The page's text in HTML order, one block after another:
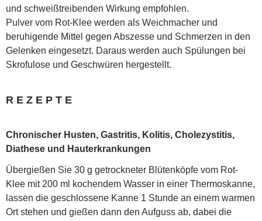
und schweißtreibenden Wirkung empfohlen.
Pulver vom Rot-Klee werden als Weichmacher und
beruhigende Mittel gegen Abszesse und Schmerzen in den
Gelenken eingesetzt. Daraus werden auch Spülungen bei
Skrofulose und Geschwüren hergestellt.
R E Z E P T E
Chronischer Husten, Gastritis, Kolitis, Cholezystitis,
Diathese und Hauterkrankungen
Übergießen Sie 30 g getrockneter Blütenköpfe vom Rot-
Klee mit 200 ml kochendem Wasser in einer Thermoskanne,
lassen die geschlossene Kanne 1 Stunde an einem warmen
Ort stehen und gießen dann den Aufguss ab, dabei die